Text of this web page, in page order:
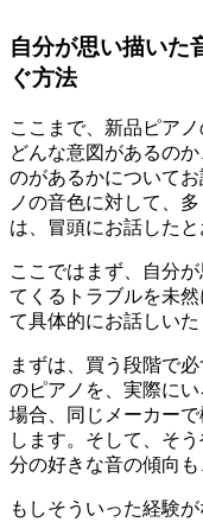
自分が思い描いた
ぐ方法
ここまで、新品ピア
どんな意図があるの
のがあるかについて
ノの音色に対して、
は、冒頭にお話したと
ここではまず、自分
てくるトラブルを未
て具体的にお話しいた
まずは、買う段階で
のピアノを、実際に
場合、同じメーカー
します。そして、そ
分の好きな音の傾向も
もしそういった経験